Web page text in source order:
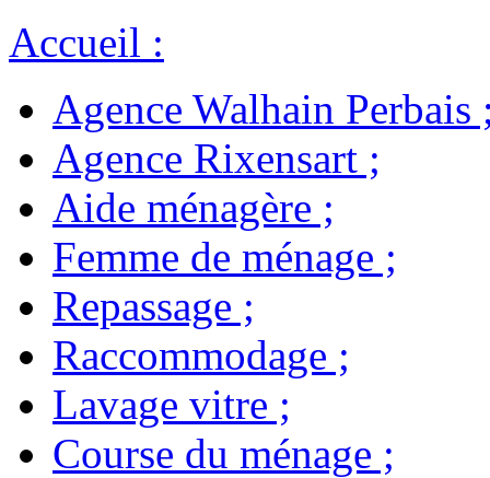
Accueil :
Agence Walhain Perbais
Agence Rixensart ;
Aide ménagère ;
Femme de ménage ;
Repassage ;
Raccommodage ;
Lavage vitre ;
Course du ménage ;